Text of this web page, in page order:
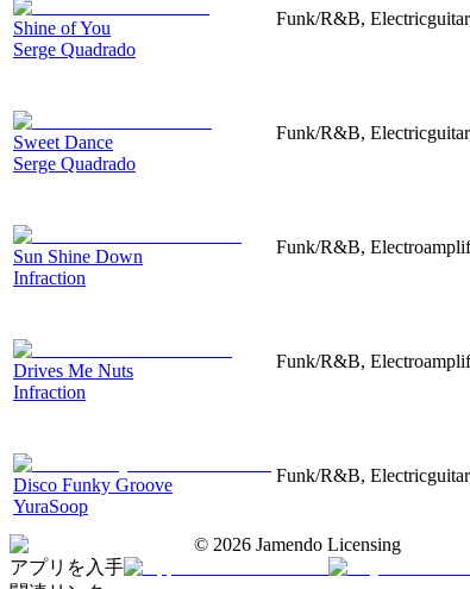
Shine of You
Serge Quadrado
Funk/R&B,
Sweet Dance
Serge Quadrado
Funk/R&B,
Sun Shine Down
Infraction
Funk/R&B,
Drives Me Nuts
Infraction
Funk/R&B,
Disco Funky Groove
YuraSoop
Funk/R&B,
© 2026 Jamendo Licensing
アプリを入手